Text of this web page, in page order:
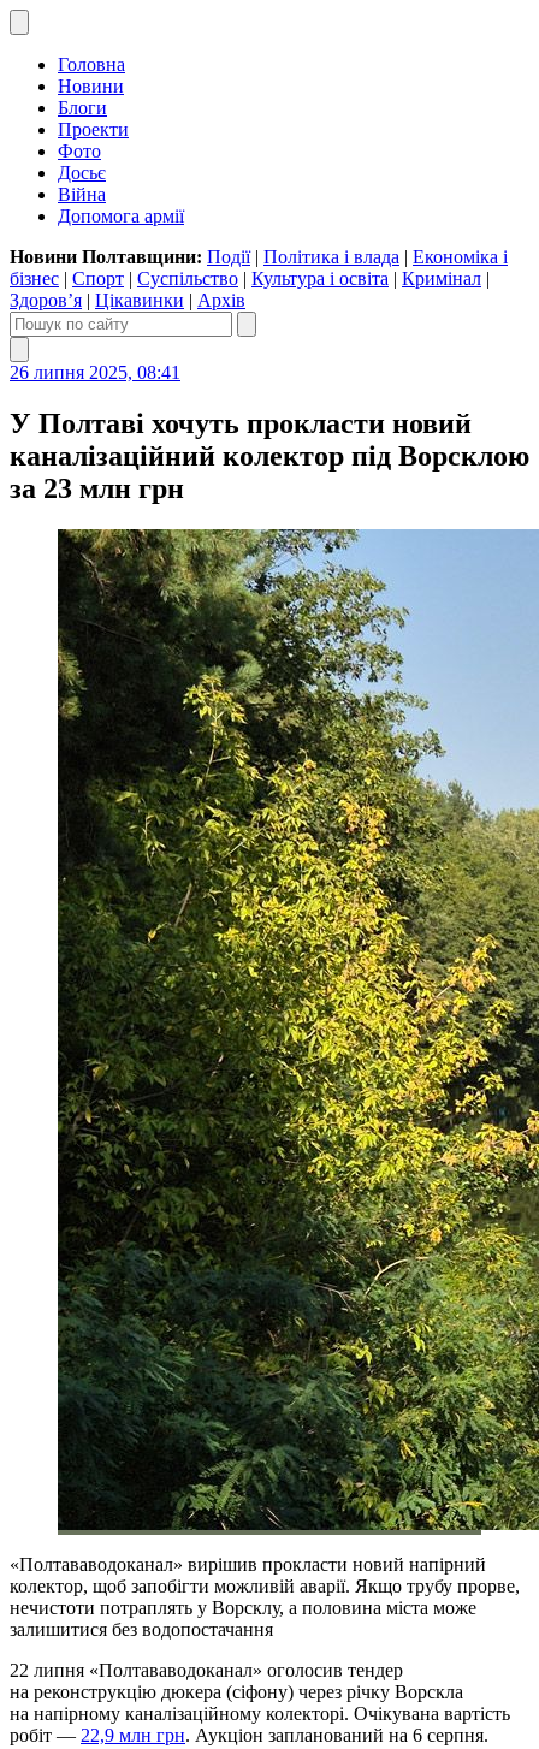
Головна
Новини
Блоги
Проекти
Фото
Досьє
Війна
Допомога армії
Новини Полтавщини: Події| Політика і влада | Економіка і
бізнес | Спорт | Суспільство | Культура і освіта | Кримінал |
Здоров’я | Цікавинки | Архів
26 липня 2025, 08:41
У Полтаві хочуть прокласти новий
каналізаційний колектор під Ворсклою
за 23 млн грн
«Полтававодоканал» вирішив прокласти новий напірний
колектор, щоб запобігти можливій аварії. Якщо трубу прорве,
нечистоти потраплять у Ворсклу, а половина міста може
залишитися без водопостачання
22 липня «Полтававодоканал» оголосив тендер
на реконструкцію дюкера (сіфону) через річку Ворскла
на напірному каналізаційному колекторі. Очікувана вартість
робіт — 22,9 млн грн. Аукціон запланований на 6 серпня.